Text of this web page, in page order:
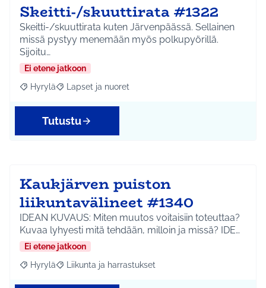
Skeitti-/skuuttirata #1322
Skeitti-/skuuttirata kuten Järvenpäässä. Sellainen
missä pystyy menemään myös polkupyörillä.
Sijoitu…
Ei etene jatkoon
Rajaa tulokset aihepiirin mukaan: Hyrylä
Hyrylä Rajaa tulokset teeman mukaan: Lapset ja nuoret
Lapset ja nuoret
Tutustu
Kaukjärven puiston
liikuntavälineet #1340
IDEAN KUVAUS: Miten muutos voitaisiin toteuttaa?
Kuvaa lyhyesti mitä tehdään, milloin ja missä? IDE…
Ei etene jatkoon
Rajaa tulokset aihepiirin mukaan: Hyrylä
Hyrylä Rajaa tulokset teeman mukaan: Liikunta ja
Liikunta ja harrastukset